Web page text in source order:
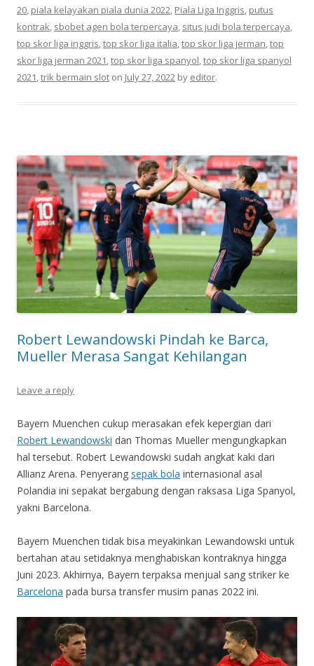
20, piala kelayakan piala dunia 2022, Piala Liga Inggris, putus
kontrak, sbobet agen bola terpercaya, situs judi bola terpercaya,
top skor liga inggris,top skor liga italia,top skor liga jerman,top
skor liga jerman 2021,top skor liga spanyol,top skor liga spanyol
2021,trik bermain slot on July 27, 2022 by editor.
Robert Lewandowski Pindah ke Barca,
Mueller Merasa Sangat Kehilangan
Leave a reply
Bayern Muenchen cukup merasakan efek kepergian dari
Robert Lewandowski dan Thomas Mueller mengungkapkan
hal tersebut. Robert Lewandowski sudah angkat kaki dari
Allianz Arena. Penyerang sepak bola internasional asal
Polandia ini sepakat bergabung dengan raksasa Liga Spanyol,
yakni Barcelona.
Bayern Muenchen tidak bisa meyakinkan Lewandowski untuk
bertahan atau setidaknya menghabiskan kontraknya hingga
Juni 2023. Akhirnya, Bayern terpaksa menjual sang striker ke
Barcelona pada bursa transfer musim panas 2022 ini.